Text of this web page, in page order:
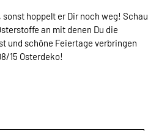
hoppelt er Dir noch weg! Schau
an mit denen Du die
und schöne Feiertage verbringen
15 Osterdeko!